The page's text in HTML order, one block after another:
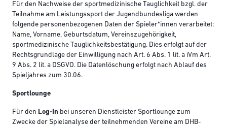
Für den Nachweise der sportmedizinische Tauglichkeit bzgl. der
Teilnahme am Leistungssport der Jugendbundesliga werden
folgende personenbezogenen Daten der Spieler*innen verarbeitet:
Name, Vorname, Geburtsdatum, Vereinszugehörigkeit,
sportmedizinische Tauglichkeitsbestätigung. Dies erfolgt auf der
Rechtsgrundlage der Einwilligung nach Art. 6 Abs. 1 lit. a iVm Art.
9 Abs. 2 lit. a DSGVO. Die Datenlöschung erfolgt nach Ablauf des
Spieljahres zum 30.06.
Sportlounge
Für den Log-In bei unseren Dienstleister Sportlounge zum
Zwecke der Spielanalyse der teilnehmenden Vereine am DHB-